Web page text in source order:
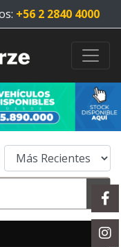
+56 2 2840 4000